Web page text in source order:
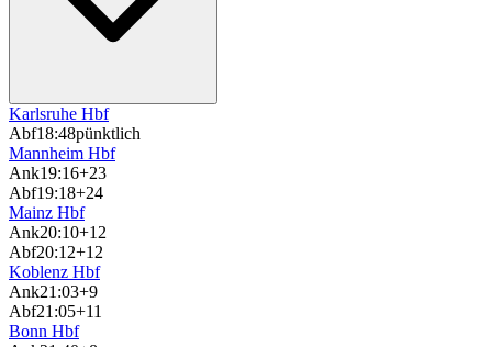
Karlsruhe Hbf
Abf18:48pünktlich
Mannheim Hbf
Ank19:16+23
Abf19:18+24
Mainz Hbf
Ank20:10+12
Abf20:12+12
Koblenz Hbf
Ank21:03+9
Abf21:05+11
Bonn Hbf